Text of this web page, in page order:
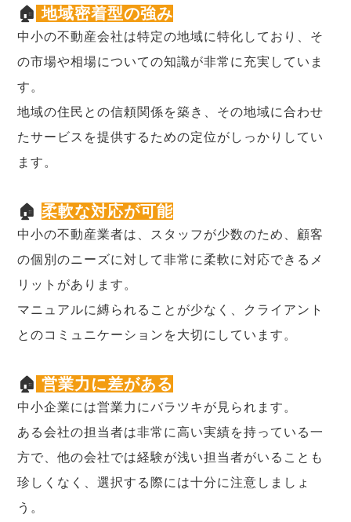
🏠 地域密着型の強み
中小の不動産会社は特定の地域に特化しており、そ
の市場や相場についての知識が非常に充実していま
す。
地域の住民との信頼関係を築き、その地域に合わせ
たサービスを提供するための定位がしっかりしてい
ます。
🏠柔軟な対応が可能
中小の不動産業者は、スタッフが少数のため、顧客
の個別のニーズに対して非常に柔軟に対応できるメ
リットがあります。
マニュアルに縛られることが少なく、クライアント
とのコミュニケーションを大切にしています。
🏠 営業力に差がある
中小企業には営業力にバラツキが見られます。
ある会社の担当者は非常に高い実績を持っている一
方で、他の会社では経験が浅い担当者がいることも
珍しくなく、選択する際には十分に注意しましょ
う。